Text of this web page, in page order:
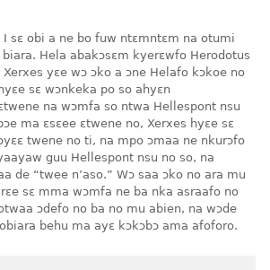
I sɛ obi a ne bo fuw ntɛmntɛm na otumi
biara. Hela abakɔsɛm kyerɛwfo Herodotus
yɛe wɔ ɔko a ɔne Helafo kɔkoe no
sɛ wɔnkeka po so ahyɛn
na wɔmfa so ntwa Hellespont nsu
ma ɛsɛee ɛtwene no, Xerxes hyɛe sɛ
twene no ti, na mpo ɔmaa ne nkurɔfo
guu Hellespont nsu no so, na
de “twee n’aso.” Wɔ saa ɔko no ara mu
sɛ mma wɔmfa ne ba nka asraafo no
ɔdefo no ba no mu abien, na wɔde
behu ma ayɛ kɔkɔbɔ ama afoforo.